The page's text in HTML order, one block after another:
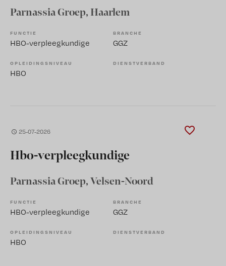
Parnassia Groep, Haarlem
FUNCTIE
HBO-verpleegkundige
BRANCHE
GGZ
OPLEIDINGSNIVEAU
HBO
DIENSTVERBAND
25-07-2026
Hbo-verpleegkundige
Parnassia Groep, Velsen-Noord
FUNCTIE
HBO-verpleegkundige
BRANCHE
GGZ
OPLEIDINGSNIVEAU
HBO
DIENSTVERBAND